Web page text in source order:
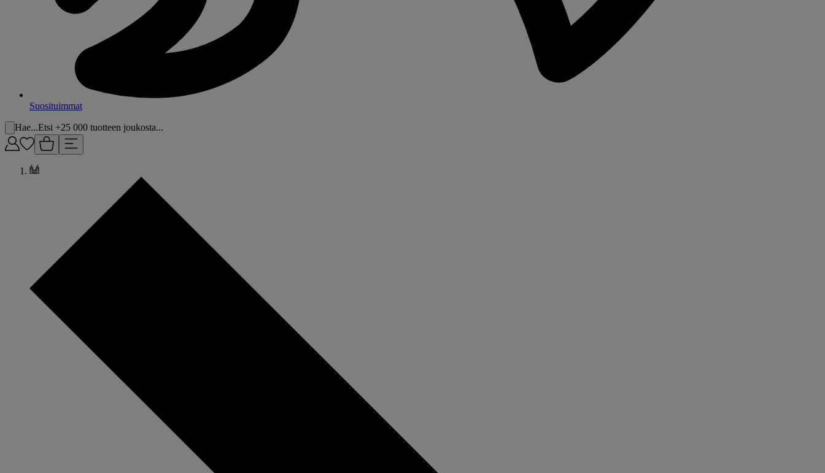
Suosituimmat
Hae...Etsi +25 000 tuotteen joukosta...